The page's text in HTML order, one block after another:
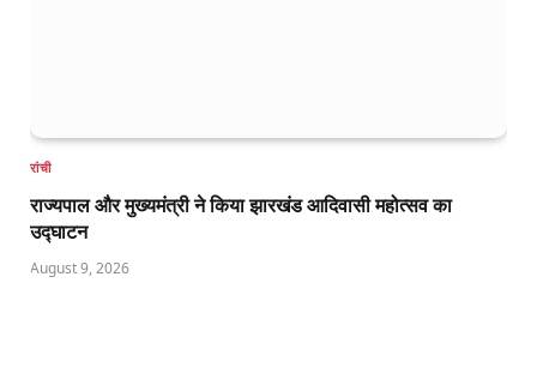
रांची
राज्यपाल और मुख्यमंत्री ने किया झारखंड आदिवासी महोत्सव का
उद्घाटन
August 9, 2026